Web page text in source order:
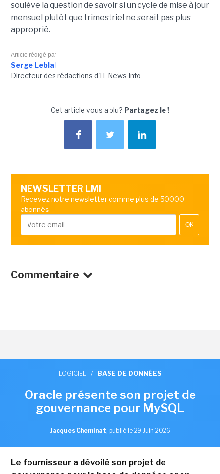
soulève la question de savoir si un cycle de mise à jour
mensuel plutôt que trimestriel ne serait pas plus
approprié.
Article rédigé par
Serge Leblal
Directeur des rédactions d'IT News Info
Cet article vous a plu? Partagez le !
NEWSLETTER LMI
Recevez notre newsletter comme plus de 50000
abonnés
OK
Commentaire
LOGICIEL / BASE DE DONNÉES
Oracle présente son projet de
gouvernance pour MySQL
Jacques Cheminat, publié le 29 Juin 2026
Le fournisseur a dévoilé son projet de